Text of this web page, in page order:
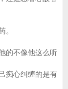
。
的不像他这么听
心纠缠的是有